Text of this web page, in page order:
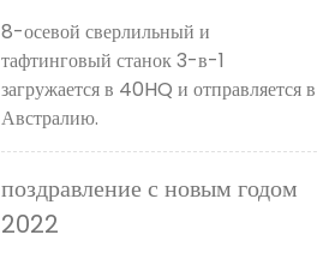
отправлен в Австралию.
8-осевой сверлильный и
тафтинговый станок 3-в-1
загружается в 40HQ и отправляется в
Австралию.
поздравление с новым годом
2022